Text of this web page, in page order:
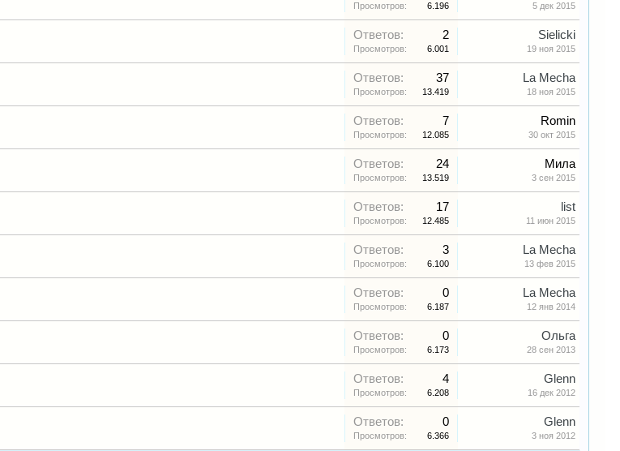
Просмотров: 6.196 5 дек 2015
Ответов: 2
Просмотров: 6.001
Sielicki
19 ноя 2015
Ответов: 37
Просмотров: 13.419
La Mecha
18 ноя 2015
Ответов: 7
Просмотров: 12.085
Romin
30 окт 2015
Ответов: 24
Просмотров: 13.519
Мила
3 сен 2015
Ответов: 17
Просмотров: 12.485
list
11 июн 2015
Ответов: 3
Просмотров: 6.100
La Mecha
13 фев 2015
Ответов: 0
Просмотров: 6.187
La Mecha
12 янв 2014
Ответов: 0
Просмотров: 6.173
Ольга
28 сен 2013
Ответов: 4
Просмотров: 6.208
Glenn
16 дек 2012
Ответов: 0
Просмотров: 6.366
Glenn
3 ноя 2012